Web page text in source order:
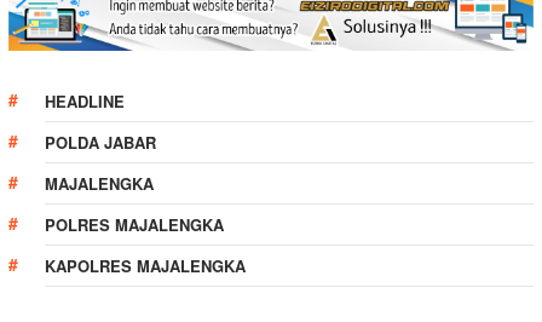
HEADLINE
POLDA JABAR
MAJALENGKA
POLRES MAJALENGKA
KAPOLRES MAJALENGKA